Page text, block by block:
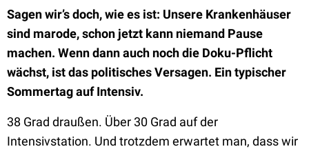
Sagen wir’s doch, wie es ist: Unsere Krankenhäuser
sind marode, schon jetzt kann niemand Pause
machen. Wenn dann auch noch die Doku-Pflicht
wächst, ist das politisches Versagen. Ein typischer
Sommertag auf Intensiv.
38 Grad draußen. Über 30 Grad auf der
Intensivstation. Und trotzdem erwartet man, dass wir